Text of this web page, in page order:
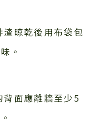
渣晾乾後用布袋包
。
背面應離牆至少5